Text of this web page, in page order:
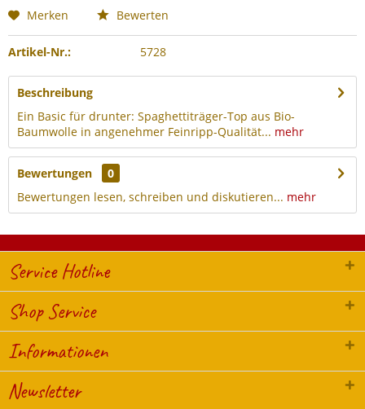
Merken Bewerten
Artikel-Nr.: 5728
Beschreibung
Ein Basic für drunter: Spaghettiträger-Top aus Bio-
Baumwolle in angenehmer Feinripp-Qualität... mehr
Bewertungen
0
Bewertungen lesen, schreiben und diskutieren... mehr
Service Hotline
Shop Service
Informationen
Newsletter